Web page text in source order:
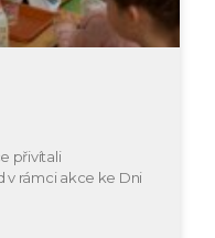
přivítali
v rámci akce ke Dni